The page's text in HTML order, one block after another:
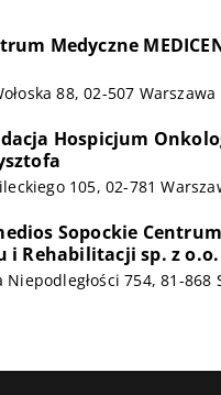
Medyczne
88, 02-507 Warszawa
Hospicjum
105, 02-781
Sopockie
i Rehabilitacji sp. z o.o.
Niepodległości 754, 81-868